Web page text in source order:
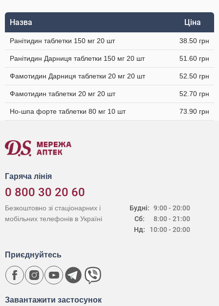
Назва Ціна
Ранітидин таблетки 150 мг 20 шт 38.50 грн
Ранітидин Дарниця таблетки 150 мг 20 шт 51.60 грн
Фамотидин Дарниця таблетки 20 мг 20 шт 52.50 грн
Фамотидин таблетки 20 мг 20 шт 52.70 грн
Но-шпа форте таблетки 80 мг 10 шт 73.90 грн
Гаряча лінія
0 800 30 20 60
Будні:
Сб:
Нд:
9:00 - 20:00
8:00 - 21:00
10:00 - 20:00
Безкоштовно зі стаціонарних і
мобільних телефонів в Україні
Завантажити застосунок
Приєднуйтесь